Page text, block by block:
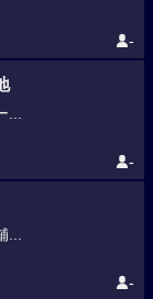
-
...
-
...
-